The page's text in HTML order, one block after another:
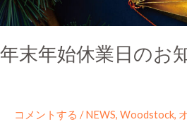
年末年始休業日のお
コメントする /NEWS, Woodstock,